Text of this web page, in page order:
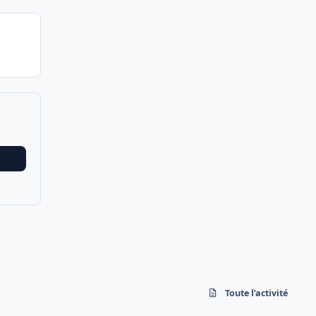
Toute l’activité